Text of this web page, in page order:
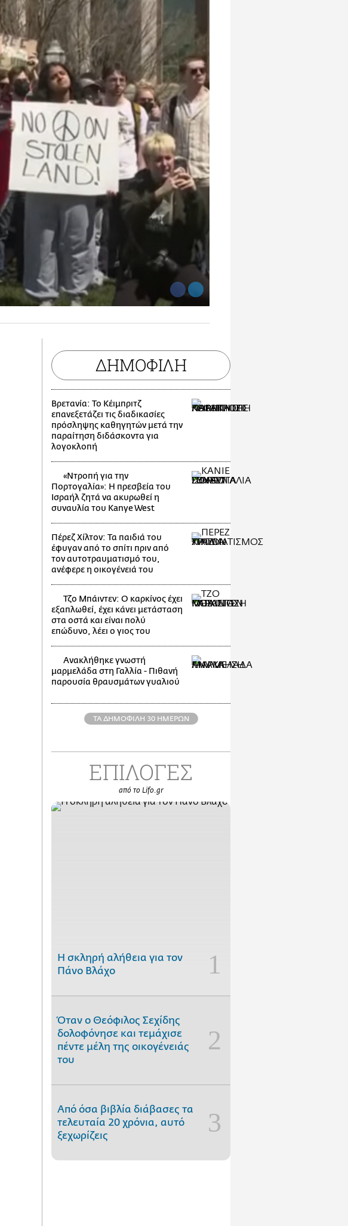
ΔΗΜΟΦΙΛΗ
Βρετανία: Το Κέιμπριτζ
επανεξετάζει τις διαδικασίες
πρόσληψης καθηγητών μετά την
παραίτηση διδάσκοντα για
λογοκλοπή
«Ντροπή για την
Πορτογαλία»: Η πρεσβεία του
Ισραήλ ζητά να ακυρωθεί η
συναυλία του Kanye West
Πέρεζ Χίλτον: Τα παιδιά του
έφυγαν από το σπίτι πριν από
τον αυτοτραυματισμό του,
ανέφερε η οικογένειά του
Τζο Μπάιντεν: Ο καρκίνος έχει
εξαπλωθεί, έχει κάνει μετάσταση
στα οστά και είναι πολύ
επώδυνο, λέει ο γιος του
Ανακλήθηκε γνωστή
μαρμελάδα στη Γαλλία - Πιθανή
παρουσία θραυσμάτων γυαλιού
ΤΑ ΔΗΜΟΦΙΛΗ 30 ΗΜΕΡΩΝ
ΕΠΙΛΟΓΕΣ
από το Lifo.gr
H σκληρή αλήθεια για τον
Πάνο Βλάχο
Όταν ο Θεόφιλος Σεχίδης
δολοφόνησε και τεμάχισε
πέντε μέλη της οικογένειάς
του
Από όσα βιβλία διάβασες τα
τελευταία 20 χρόνια, αυτό
ξεχωρίζεις